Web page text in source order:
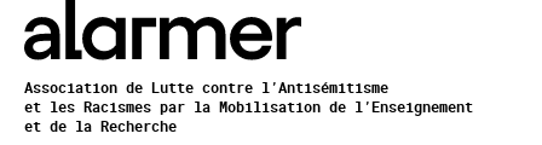
Association de Lutte contre l’Antisémitisme
et les Racismes par la Mobilisation de l’Enseignement
et de la Recherche